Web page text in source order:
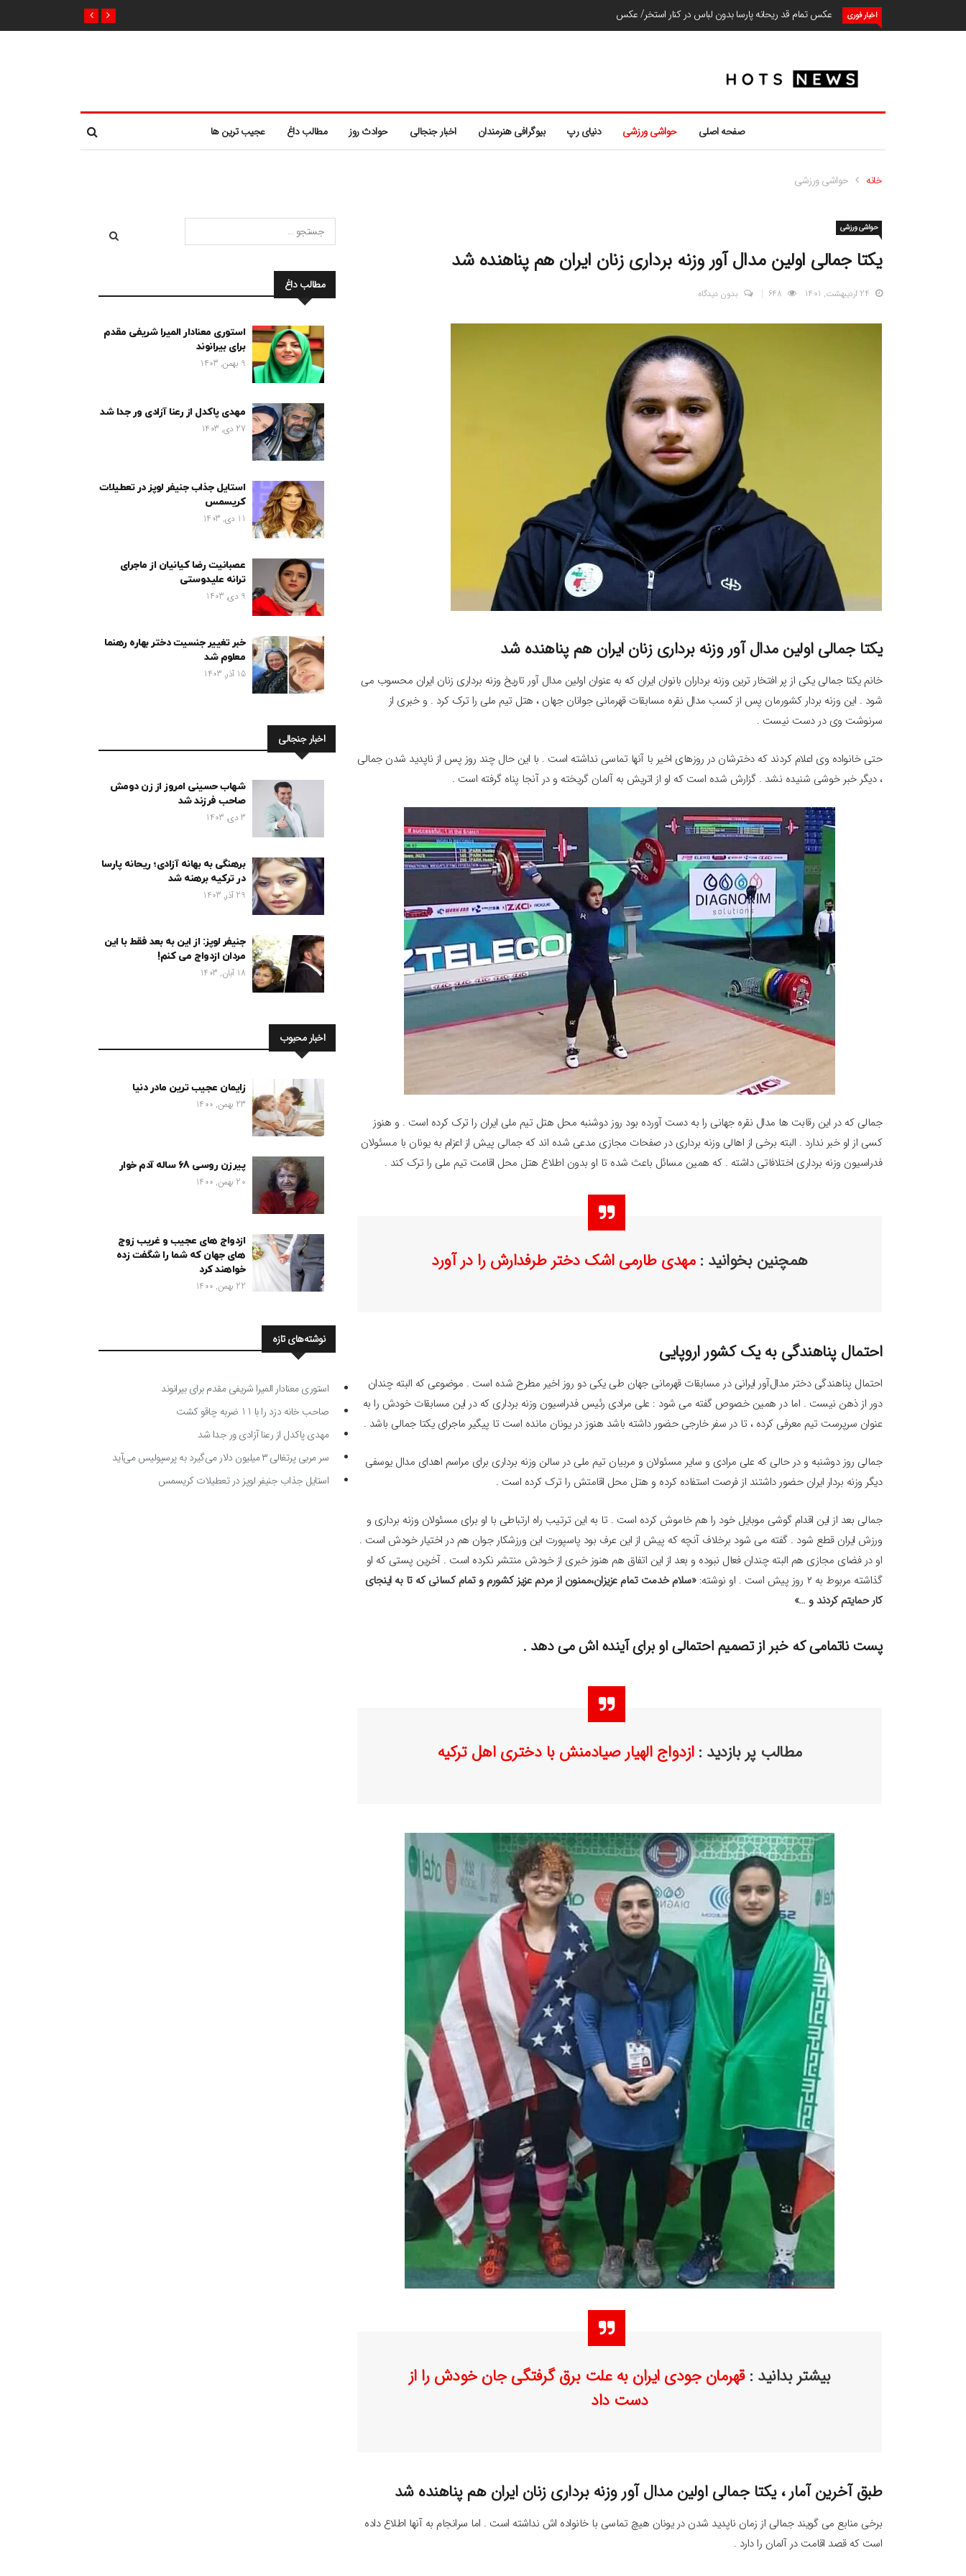
اخبار فوری عکس تمام قد ریحانه پارسا بدون لباس در کنار استخر/ عکس
صفحه اصلی حواشی ورزشی دنیای رپ بیوگرافی هنرمندان اخبار جنجالی حوادث روز مطالب داغ عجیب ترین ها
خانه حواشی ورزشی
حواشی ورزشی
یکتا جمالی اولین مدال آور وزنه برداری زنان ایران هم پناهنده شد
24 اردیبهشت, 1401 بدون دیدگاه
یکتا جمالی اولین مدال آور وزنه برداری زنان ایران هم پناهنده شد
خانم یکتا جمالی یکی از پر افتخار ترین وزنه برداران بانوان ایران که به عنوان اولین مدال آور تاریخ وزنه برداری زنان ایران محسوب می
شود . این وزنه بردار کشورمان پس از کسب مدال نقره مسابقات قهرمانی جوانان جهان ، هتل تیم ملی را ترک کرد . و خبری از
سرنوشت وی در دست نیست .
حتی خانواده وی اعلام کردند که دخترشان در روزهای اخیر با آنها تماسی نداشته است . با این حال چند روز پس از ناپدید شدن جمالی
، دیگر خبر خوشی شنیده نشد . گزارش شده است که او از اتریش به آلمان گریخته و در آنجا پناه گرفته است .
جمالی که در این رقابت ها مدال نقره جهانی را به دست آورده بود روز دوشنبه محل هتل تیم ملی ایران را ترک کرده است . و هنوز
کسی از او خبر ندارد . البته برخی از اهالی وزنه برداری در صفحات مجازی مدعی شده اند که جمالی پیش از اعزام به یونان با مسئولان
فدراسیون وزنه برداری اختلافاتی داشته . که همین مسائل باعث شده تا او بدون اطلاع هتل محل اقامت تیم ملی را ترک کند .
همچنین بخوانید : مهدی طارمی اشک دختر طرفدارش را در آورد
احتمال پناهندگی به یک کشور اروپایی
احتمال پناهندگی دختر مدال‌آور ایرانی در مسابقات قهرمانی جهان طی یکی دو روز اخیر مطرح شده است . موضوعی که البته چندان
دور از ذهن نیست . اما در همین خصوص گفته می شود : علی مرادی رئیس فدراسیون وزنه برداری که در این مسابقات خودش را به
عنوان سرپرست تیم معرفی کرده ، تا در سفر خارجی حضور داشته باشد هنوز در یونان مانده است تا پیگیر ماجرای یکتا جمالی باشد .
جمالی روز دوشنبه و در حالی که علی مرادی و سایر مسئولان و مربیان تیم ملی در سالن وزنه برداری برای مراسم اهدای مدال یوسفی
دیگر وزنه بردار ایران حضور داشتند از فرصت استفاده کرده و هتل محل اقامتش را ترک کرده است .
جمالی بعد از این اقدام گوشی موبایل خود را هم خاموش کرده است . تا به این ترتیب راه ارتباطی با او برای مسئولان وزنه برداری و
ورزش ایران قطع شود . گفته می شود برخلاف آنچه که پیش از این عرف بود پاسپورت این ورزشکار جوان هم در اختیار خودش است .
او در فضای مجازی هم البته چندان فعال نبوده و بعد از این اتفاق هم هنوز خبری از خودش منتشر نکرده است . آخرین پستی که او
گذاشته مربوط به ۲ روز پیش است . او نوشته:
«سلام خدمت تمام عزیزان،ممنون از مردم عزیز کشورم و تمام کسانی که تا به اینجای
کار حمایتم کردند و …»
پست ناتمامی که خبر از تصمیم احتمالی او برای آینده اش می دهد .
مطالب پر بازدید :ازدواج الهیار صیادمنش با دختری اهل ترکیه
بیشتر بدانید :قهرمان جودی ایران به علت برق گرفتگی جان خودش را از
دست داد
طبق آخرین آمار ، یکتا جمالی اولین مدال آور وزنه برداری زنان ایران هم پناهنده شد
برخی منابع می گویند جمالی از زمان ناپدید شدن در یونان هیچ تماسی با خانواده اش نداشته است . اما سرانجام به آنها اطلاع داده
است که قصد اقامت در آلمان را دارد .
مطالب داغ
استوری معنادار المیرا شریفی مقدم
برای بیرانوند
9 بهمن, 1403
مهدی پاکدل از رعنا آزادی ور جدا شد
27 دی, 1403
استایل جذاب جنیفر لوپز در تعطیلات
کریسمس
11 دی, 1403
عصبانیت رضا کیانیان از ماجرای
ترانه علیدوستی
9 دی, 1403
خبر تغییر جنسیت دختر بهاره رهنما
معلوم شد
15 آذر, 1403
اخبار جنجالی
شهاب حسینی امروز از زن دومش
صاحب فرزند شد
3 دی, 1403
برهنگی به بهانه آزادی؛ ریحانه پارسا
در ترکیه برهنه شد
29 آذر, 1403
جنیفر لوپز: از این به بعد فقط با این
مردان ازدواج می کنم!
18 آبان, 1403
اخبار محبوب
زایمان عجیب ترین مادر دنیا
23 بهمن, 1400
پیرزن روسی 68 ساله آدم خوار
20 بهمن, 1400
ازدواج های عجیب و غریب زوج
های جهان که شما را شگفت زده
خواهند کرد
22 بهمن, 1400
نوشته‌های تازه
استوری معنادار المیرا شریفی مقدم برای بیرانوند
صاحب خانه دزد را با 11 ضربه چاقو کشت
مهدی پاکدل از رعنا آزادی ور جدا شد
سر مربی پرتغالی ۳ میلیون دلار می‌گیرد به پرسپولیس می‌آید
استایل جذاب جنیفر لوپز در تعطیلات کریسمس